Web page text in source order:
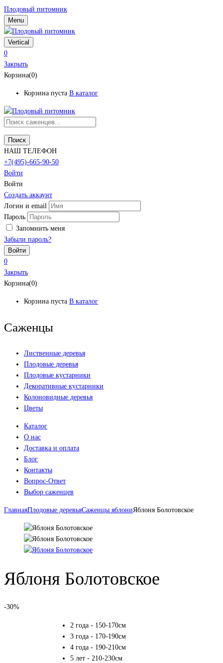
Плодовый питомник
Menu
Vertical
0
Закрыть
Корзина(0)
Корзина пуста В каталог
Поиск
НАШ ТЕЛЕФОН
+7(495)-665-90-50
Войти
Войти
Создать аккаунт
Логин и email
Пароль
Запомнить меня
Забыли пароль?
0
Закрыть
Корзина(0)
Корзина пуста В каталог
Саженцы
Лиственные деревья
Плодовые деревья
Плодовые кустарники
Декоративные кустарники
Колоновидные деревья
Цветы
Каталог
О нас
Доставка и оплата
Блог
Контакты
Вопрос-Ответ
Выбор саженцев
ГлавнаяПлодовые деревьяСаженцы яблониЯблоня Болотовское
Яблоня Болотовское
-30%
2 года - 150-170см
3 года - 170-190см
4 года - 190-210см
5 лет - 210-230см